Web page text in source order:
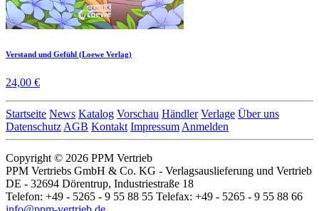
Verstand und Gefühl (Loewe Verlag)
24,00 €
Startseite News Katalog Vorschau Händler Verlage Über uns
Datenschutz AGB Kontakt Impressum Anmelden
Copyright © 2026 PPM Vertrieb
PPM Vertriebs GmbH & Co. KG - Verlagsauslieferung und Vertrieb
DE - 32694 Dörentrup, Industriestraße 18
Telefon: +49 - 5265 - 9 55 88 55 Telefax: +49 - 5265 - 9 55 88 66